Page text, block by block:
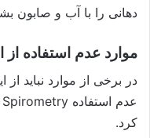
دهانی را با آب و صابون
موارد عدم استفاده
در برخی از موارد نباید از
کرد.